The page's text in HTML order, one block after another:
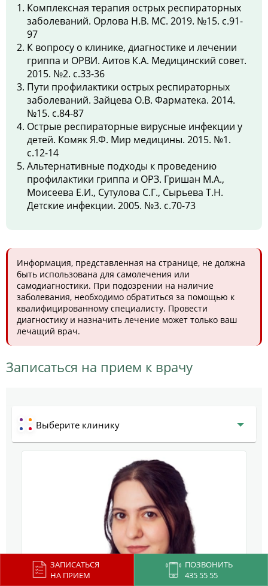
ЗАПИСАТЬСЯ
НА ПРИЕМ
ПОЗВОНИТЬ
435 55 55
Комплексная терапия острых респираторных
заболеваний. Орлова Н.В. МС. 2019. №15. с.91-
97
К вопросу о клинике, диагностике и лечении
гриппа и ОРВИ. Аитов К.А. Медицинский совет.
2015. №2. с.33-36
Пути профилактики острых респираторных
заболеваний. Зайцева О.В. Фарматека. 2014.
№15. с.84-87
Острые респираторные вирусные инфекции у
детей. Комяк Я.Ф. Мир медицины. 2015. №1.
с.12-14
Альтернативные подходы к проведению
профилактики гриппа и ОРЗ. Гришан М.А.,
Моисеева Е.И., Сутулова С.Г., Сырьева Т.Н.
Детские инфекции. 2005. №3. с.70-73
Информация, представленная на странице, не должна
быть использована для самолечения или
самодиагностики. При подозрении на наличие
заболевания, необходимо обратиться за помощью к
квалифицированному специалисту. Провести
диагностику и назначить лечение может только ваш
лечащий врач.
Записаться на прием к врачу
Выберите клинику